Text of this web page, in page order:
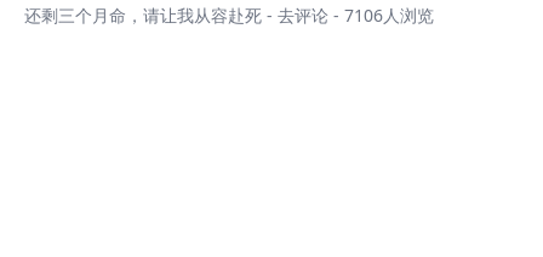
钥匙插进锁孔转动，打开家门，迎面而来一股凉意。 一个十岁
还剩三个月命，请让我从容赴死 - 去评论 - 7106人浏览